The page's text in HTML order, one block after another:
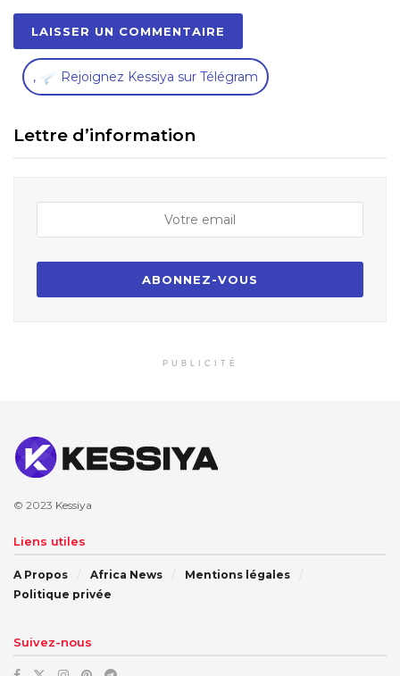
, Rejoignez Kessiya sur Télégram
Lettre d’information
PUBLICITÉ
© 2023 Kessiya
Liens utiles
A Propos Africa News
Mentions légales
Politique privée
Suivez-nous